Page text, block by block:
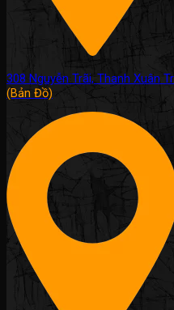
308 Nguyễn Trãi, Thanh Xuân
(Bản Đồ)